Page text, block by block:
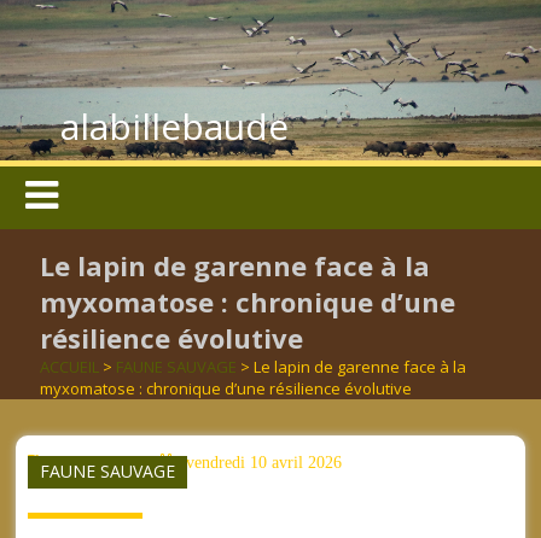
alabillebaude
Le lapin de garenne face à la
myxomatose : chronique d’une
résilience évolutive
ACCUEIL > FAUNE SAUVAGE > Le lapin de garenne face à la
myxomatose : chronique d’une résilience évolutive
FAUNE SAUVAGE
aucun mot clé vendredi 10 avril 2026